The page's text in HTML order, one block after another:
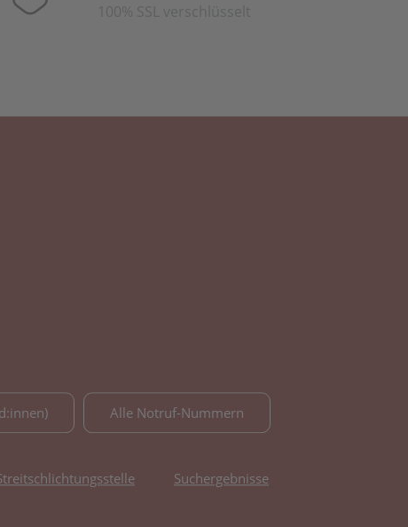
100% SSL verschlüsselt
Alle Notruf-Nummern
Suchergebnisse